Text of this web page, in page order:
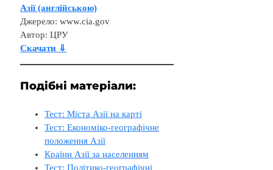
Азії (англійською)
Джерело: www.cia.gov
Автор: ЦРУ
Скачати ⇓
Подібні матеріали:
Тест: Міста Азії на карті
Тест: Економіко-географічне
положення Азії
Країни Азії за населенням
Тест: Політико-географічні